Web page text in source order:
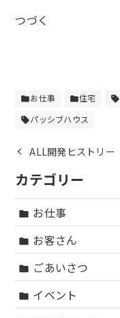
つづく
folderお仕事 folder住宅 sell
sellパッシブハウス
ALL開発ヒストリ
カテゴリー
folder お仕事
folder お客さん
folder ごあいさつ
folder イベント